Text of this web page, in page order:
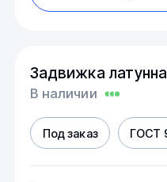
Задвижка
В наличии
Под заказ ГОСТ